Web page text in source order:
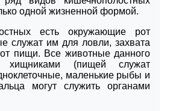
одной жизненной формой.
есть окружающие рот
служат им для ловли, захвата
пищи. Все животные данного
хищниками (пищей служат
маленькие рыбы и
могут служить органами